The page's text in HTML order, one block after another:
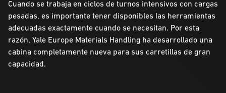
Cuando se trabaja en ciclos de turnos intensivos con cargas
pesadas, es importante tener disponibles las herramientas
adecuadas exactamente cuando se necesitan. Por esta
razón, Yale Europe Materials Handling ha desarrollado una
cabina completamente nueva para sus carretillas de gran
capacidad.